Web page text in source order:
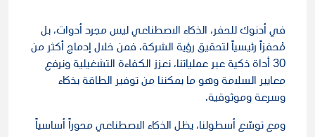
في أدنوك للحفر، الذكاء الاصطناعي ليس مجرد أدوات، بل
مُحفزاً رئيسياً لتحقيق رؤية الشركة، فمن خلال إدماج أكثر من
30 أداة ذكية عبر عملياتنا، نعزز الكفاءة التشغيلية ونرفع
معايير السلامة وهو ما يمكننا من توفير الطاقة بذكاء
وسرعة وموثوقية.
ومع توسّع أسطولنا، يظل الذكاء الاصطناعي محوراً أساسياً